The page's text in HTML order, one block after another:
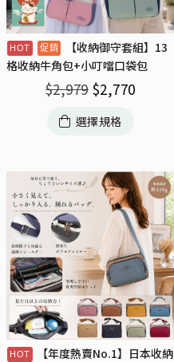
【收納御守套組】13
格收納牛角包+小叮噹口袋包
$2,979 $2,770
選擇規格
【年度熱賣No.1】日本收納